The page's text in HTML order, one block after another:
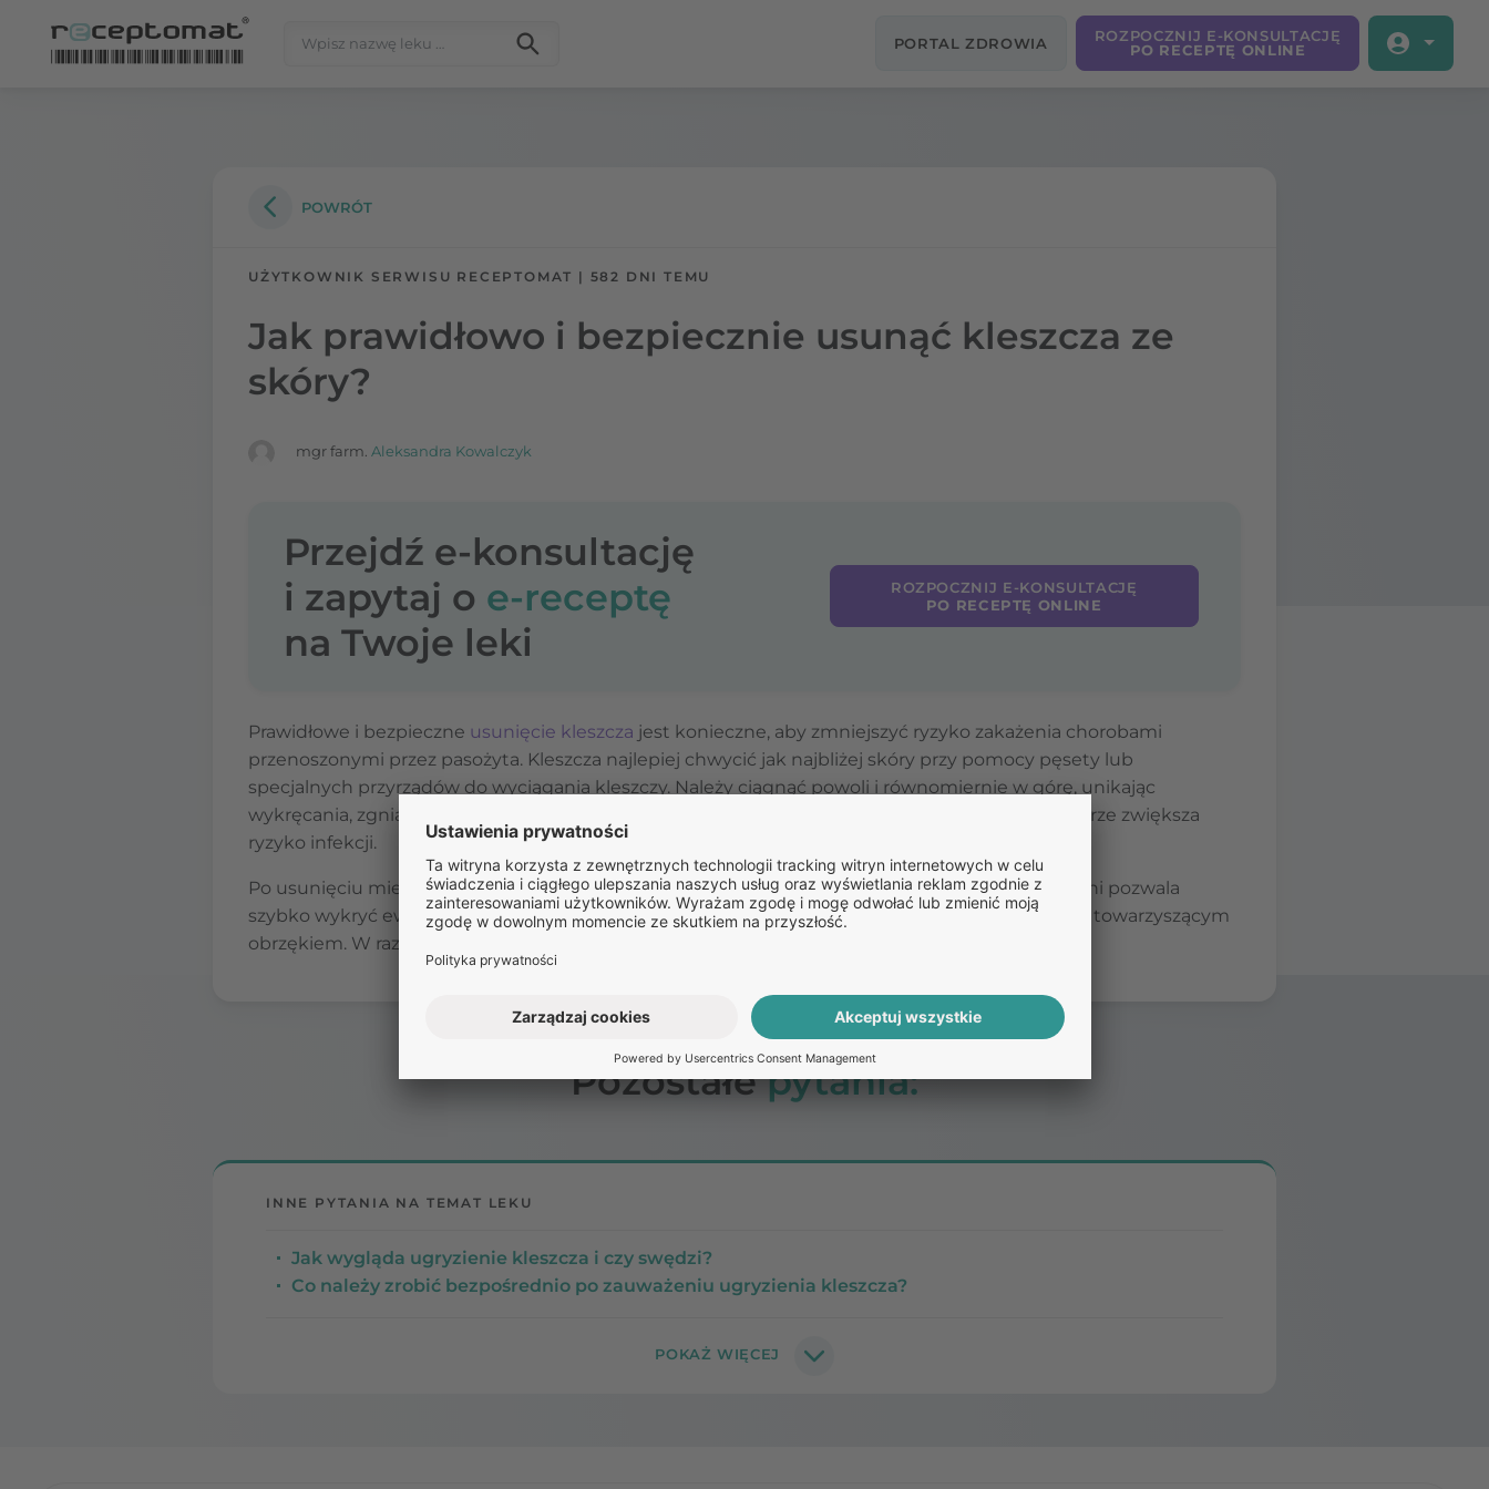
PORTAL ZDROWIA
ROZPOCZNIJ E-KONSULTACJĘ
PO RECEPTĘ ONLINE
POWRÓT
UŻYTKOWNIK SERWISU RECEPTOMAT | 582 DNI TEMU
Jak prawidłowo i bezpiecznie usunąć kleszcza ze
skóry?
mgr farm. Aleksandra Kowalczyk
Przejdź e-konsultację
i zapytaj o e-receptę
na Twoje leki
ROZPOCZNIJ E-KONSULTACJĘ
PO RECEPTĘ ONLINE
Prawidłowe i bezpieczne usunięcie kleszcza jest konieczne, aby zmniejszyć ryzyko zakażenia chorobami
przenoszonymi przez pasożyta. Kleszcza najlepiej chwycić jak najbliżej skóry przy pomocy pęsety lub
specjalnych przyrządów do wyciągania kleszczy. Należy ciągnąć powoli i równomiernie w górę, unikając
wykręcania, zgniatania lub rozrywania ciała pasożyta, ponieważ pozostawienie jego części w skórze zwiększa
ryzyko infekcji.
Po usunięciu miejsce ukąszenia należy zdezynfekować, a obserwacja skóry w ciągu kolejnych dni pozwala
szybko wykryć ewentualne objawy zakażenia, takie jak rumień wędrujący czy zaczerwienienie z towarzyszącym
obrzękiem. W razie wątpliwości warto skonsultować się z lekarzem.
Pozostałepytania:
INNE PYTANIA NA TEMAT LEKU
Jak wygląda ugryzienie kleszcza i czy swędzi?
Co należy zrobić bezpośrednio po zauważeniu ugryzienia kleszcza?